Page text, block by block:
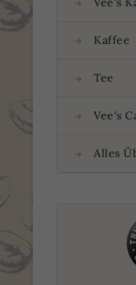
Kaffee
Tee
Vee's
Alles